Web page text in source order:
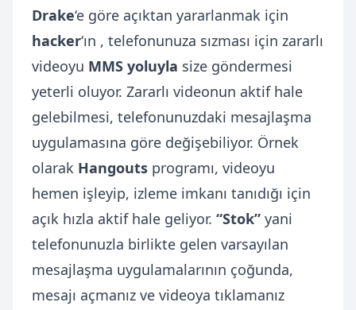
Drake‘e göre açıktan yararlanmak için
hacker‘ın , telefonunuza sızması için zararlı
videoyu MMS yoluyla size göndermesi
yeterli oluyor. Zararlı videonun aktif hale
gelebilmesi, telefonunuzdaki mesajlaşma
uygulamasına göre değişebiliyor. Örnek
olarak Hangouts programı, videoyu
hemen işleyip, izleme imkanı tanıdığı için
açık hızla aktif hale geliyor. “Stok” yani
telefonunuzla birlikte gelen varsayılan
mesajlaşma uygulamalarının çoğunda,
mesajı açmanız ve videoya tıklamanız